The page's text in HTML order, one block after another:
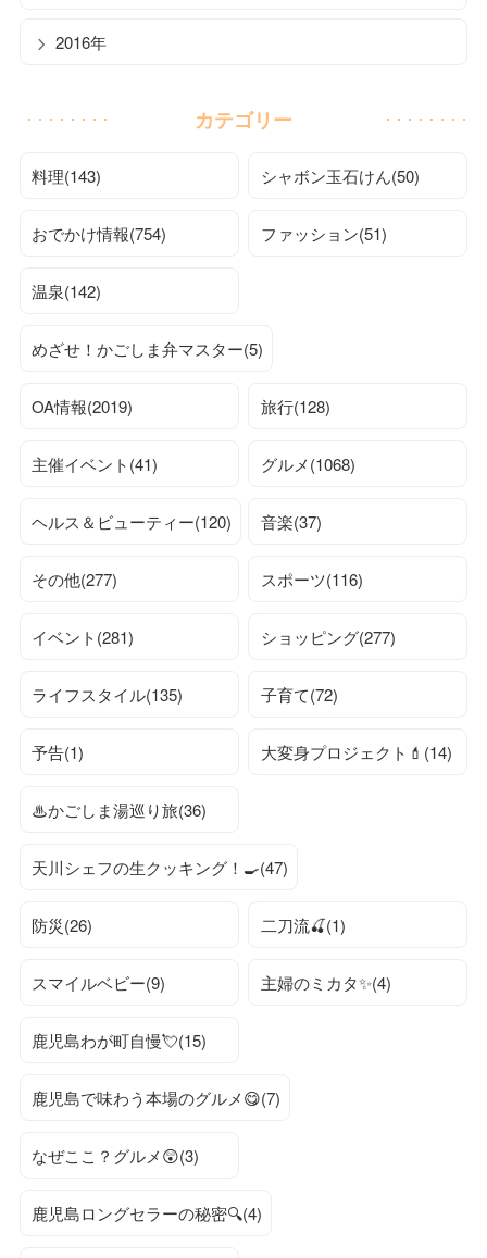
2016年
カテゴリー
料理(143) シャボン玉石けん(50)
おでかけ情報(754) ファッション(51)
温泉(142)
めざせ！かごしま弁マスター(5)
OA情報(2019) 旅行(128)
主催イベント(41) グルメ(1068)
ヘルス＆ビューティー(120) 音楽(37)
その他(277) スポーツ(116)
イベント(281) ショッピング(277)
ライフスタイル(135) 子育て(72)
予告(1) 大変身プロジェクト💄(14)
♨かごしま湯巡り旅(36)
天川シェフの生クッキング！🍳(47)
防災(26) 二刀流🍒(1)
スマイルベビー(9) 主婦のミカタ✨(4)
鹿児島わが町自慢💘(15)
鹿児島で味わう本場のグルメ😋(7)
なぜここ？グルメ😲(3)
鹿児島ロングセラーの秘密🔍(4)